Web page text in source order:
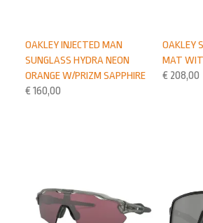
OAKLEY
MAT WIT
€ 208,00
OAKLEY INJECTED MAN
SUNGLASS HYDRA NEON
ORANGE W/PRIZM SAPPHIRE
€ 160,00